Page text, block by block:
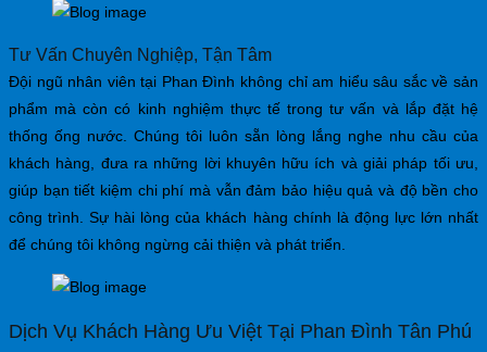
Tư Vấn Chuyên Nghiệp, Tận Tâm
Đội ngũ nhân viên tại Phan Đình không chỉ am hiểu sâu sắc về sản
phẩm mà còn có kinh nghiệm thực tế trong tư vấn và lắp đặt hệ
thống ống nước. Chúng tôi luôn sẵn lòng lắng nghe nhu cầu của
khách hàng, đưa ra những lời khuyên hữu ích và giải pháp tối ưu,
giúp bạn tiết kiệm chi phí mà vẫn đảm bảo hiệu quả và độ bền cho
công trình. Sự hài lòng của khách hàng chính là động lực lớn nhất
để chúng tôi không ngừng cải thiện và phát triển.
Dịch Vụ Khách Hàng Ưu Việt Tại Phan Đình Tân Phú